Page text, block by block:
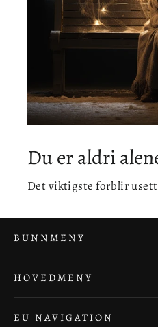
Du er aldri
Det viktigste forblir
BUNNMENY
HOVEDMENY
EU NAVIGATION